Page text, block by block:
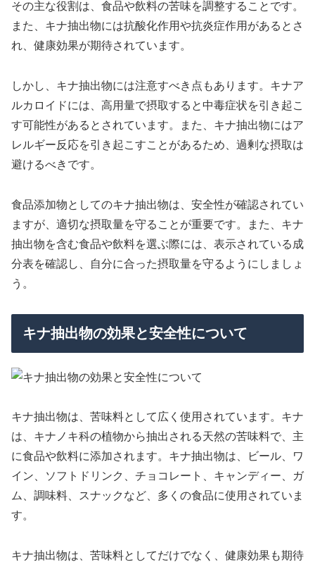
その主な役割は、食品や飲料の苦味を調整することです。
また、キナ抽出物には抗酸化作用や抗炎症作用があるとさ
れ、健康効果が期待されています。
しかし、キナ抽出物には注意すべき点もあります。キナア
ルカロイドには、高用量で摂取すると中毒症状を引き起こ
す可能性があるとされています。また、キナ抽出物にはア
レルギー反応を引き起こすことがあるため、過剰な摂取は
避けるべきです。
食品添加物としてのキナ抽出物は、安全性が確認されてい
ますが、適切な摂取量を守ることが重要です。また、キナ
抽出物を含む食品や飲料を選ぶ際には、表示されている成
分表を確認し、自分に合った摂取量を守るようにしましょ
う。
キナ抽出物の効果と安全性について
キナ抽出物は、苦味料として広く使用されています。キナ
は、キナノキ科の植物から抽出される天然の苦味料で、主
に食品や飲料に添加されます。キナ抽出物は、ビール、ワ
イン、ソフトドリンク、チョコレート、キャンディー、ガ
ム、調味料、スナックなど、多くの食品に使用されていま
す。
キナ抽出物は、苦味料としてだけでなく、健康効果も期待